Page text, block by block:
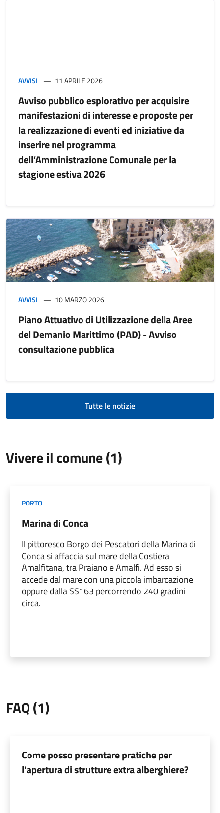
AVVISI 11 APRILE 2026
Avviso pubblico esplorativo per acquisire
manifestazioni di interesse e proposte per
la realizzazione di eventi ed iniziative da
inserire nel programma
dell’Amministrazione Comunale per la
stagione estiva 2026
AVVISI 10 MARZO 2026
Piano Attuativo di Utilizzazione della Aree
del Demanio Marittimo (PAD) - Avviso
consultazione pubblica
Tutte le notizie
Vivere il comune (1)
PORTO
Marina di Conca
Il pittoresco Borgo dei Pescatori della Marina di
Conca si affaccia sul mare della Costiera
Amalfitana, tra Praiano e Amalfi. Ad esso si
accede dal mare con una piccola imbarcazione
oppure dalla SS163 percorrendo 240 gradini
circa.
FAQ (1)
Come posso presentare pratiche per
l'apertura di strutture extra alberghiere?